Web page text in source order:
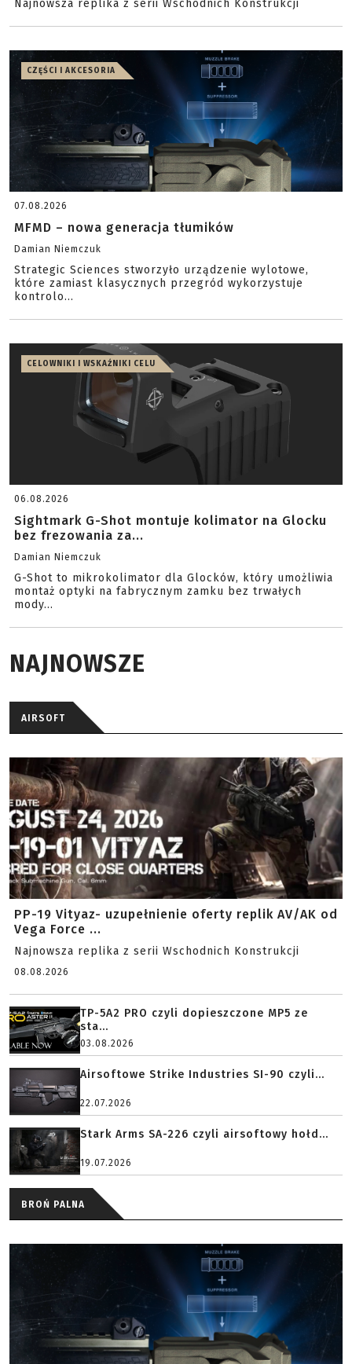
Najnowsza replika z serii Wschodnich Konstrukcji
CZĘŚCI I AKCESORIA
07.08.2026
MFMD – nowa generacja tłumików
Damian Niemczuk
Strategic Sciences stworzyło urządzenie wylotowe,
które zamiast klasycznych przegród wykorzystuje
kontrolo...
CELOWNIKI I WSKAŹNIKI CELU
06.08.2026
Sightmark G-Shot montuje kolimator na Glocku
bez frezowania za...
Damian Niemczuk
G-Shot to mikrokolimator dla Glocków, który umożliwia
montaż optyki na fabrycznym zamku bez trwałych
mody...
NAJNOWSZE
AIRSOFT
PP-19 Vityaz- uzupełnienie oferty replik AV/AK od
Vega Force ...
Najnowsza replika z serii Wschodnich Konstrukcji
08.08.2026
TP-5A2 PRO czyli dopieszczone MP5 ze
sta...
03.08.2026
Airsoftowe Strike Industries SI-90 czyli...
22.07.2026
Stark Arms SA-226 czyli airsoftowy hołd...
19.07.2026
BROŃ PALNA